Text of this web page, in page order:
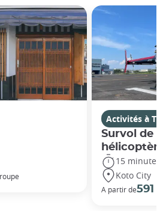
Activités à
Survol de
hélicoptère
15 minutes
Koto City
A partir de591 €